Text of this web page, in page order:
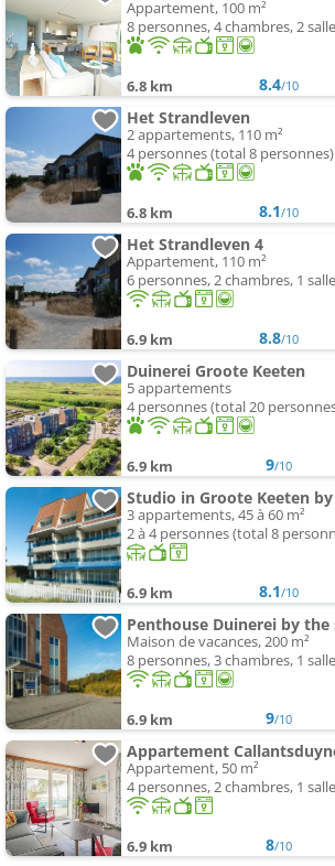
Appartement, 100 m²
8 personnes, 4 chambres, 2
6.8 km 8.4/10
Het Strandleven
2 appartements, 110 m²
4 personnes (total 8 personnes)
6.8 km 8.1/10
Het Strandleven 4
Appartement, 110 m²
6 personnes, 2 chambres, 1
6.9 km 8.8/10
Duinerei Groote Keeten
5 appartements
4 personnes (total 20
6.9 km 9/10
Studio in Groote Keeten
3 appartements, 45 à 60 m²
2 à 4 personnes (total 8
6.9 km 8.1/10
Penthouse Duinerei by the
Maison de vacances, 200 m²
8 personnes, 3 chambres, 1
6.9 km 9/10
Appartement, 50 m²
4 personnes, 2 chambres, 1
6.9 km 8/10